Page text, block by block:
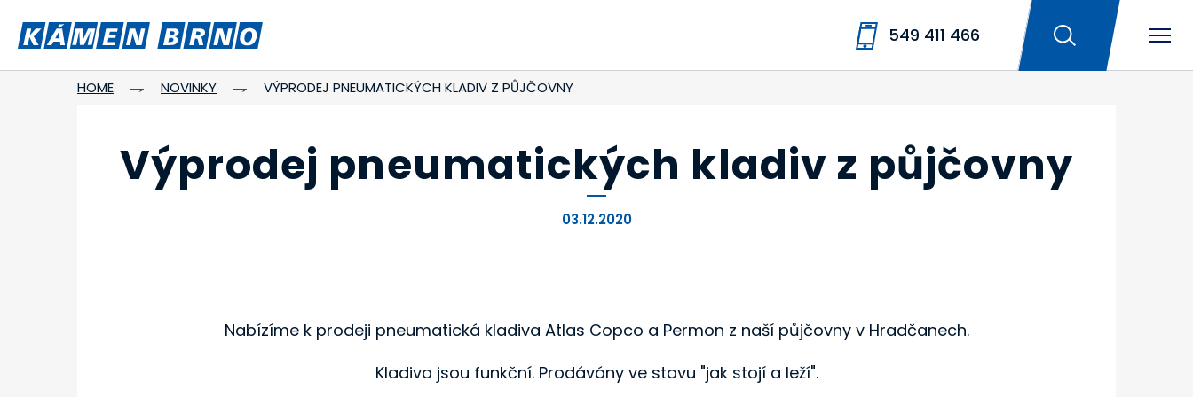
549 411 466
HOME NOVINKY VÝPRODEJ PNEUMATICKÝCH KLADIV Z PŮJČOVNY
Výprodej pneumatických kladiv z půjčovny
03.12.2020
Nabízíme k prodeji pneumatická kladiva Atlas Copco a Permon z naší půjčovny v Hradčanech.
Kladiva jsou funkční. Prodávány ve stavu "jak stojí a leží".